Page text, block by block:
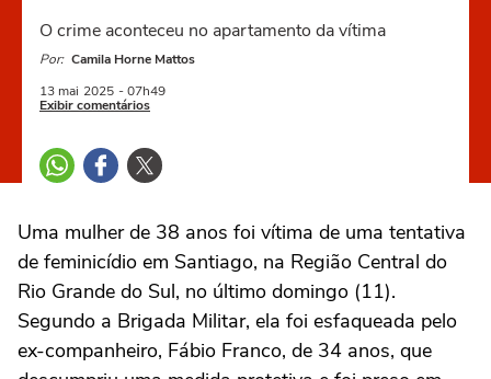
O crime aconteceu no apartamento da vítima
Por: Camila Horne Mattos
13 mai 2025 - 07h49
Exibir comentários
Uma mulher de 38 anos foi vítima de uma tentativa
de feminicídio em Santiago, na Região Central do
Rio Grande do Sul, no último domingo (11).
Segundo a Brigada Militar, ela foi esfaqueada pelo
ex-companheiro, Fábio Franco, de 34 anos, que